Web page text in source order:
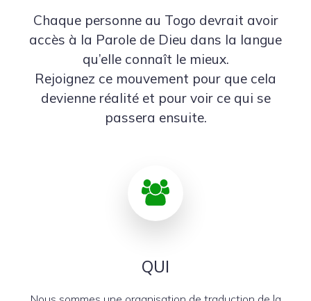
Chaque personne au Togo devrait avoir
accès à la Parole de Dieu dans la langue
qu’elle connaît le mieux.
Rejoignez ce mouvement pour que cela
devienne réalité et pour voir ce qui se
passera ensuite.
QUI